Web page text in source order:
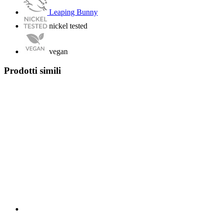
Leaping Bunny
nickel tested
vegan
Prodotti simili